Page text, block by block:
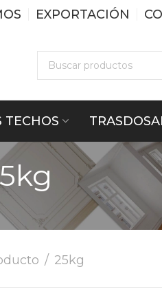
EXPORTACIÓN
TECHOS
25kg